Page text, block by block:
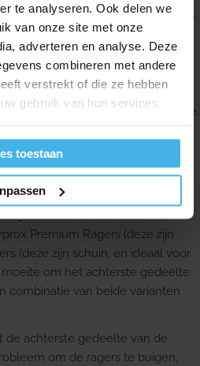
te analyseren. Ook delen we
van onze site met onze
adverteren en analyse. Deze
combineren met andere
verstrekt of die ze hebben
gebruik van hun services.
toestaan
er naast heel veel verschillende
merken. Een merk is altijd
je erg gehecht aan een merk,
gaat het erom of je met
schoon kunt ragen. Over het
zijn voor de Nederlandse
per persoon kan de mening over
die het lastig vinden om de
de keuze maken voor de
zijn beschikbaar in twee
Premium Ragers (deze zijn
(deze zijn schuin, en ideaal voor
om het achterste gedeelte
combinatie van beide varianten
achterste gedeelte van de
om de ragers te buigen,